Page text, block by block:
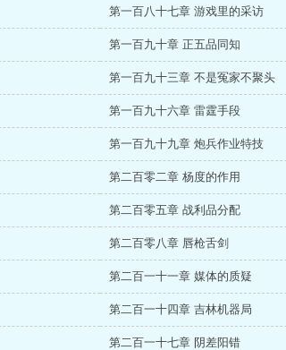
第一百八十七章 游戏里的采访
第一百九十章 正五品同知
第一百九十三章 不是冤家不聚头
第一百九十六章 雷霆手段
第一百九十九章 炮兵作业特技
第二百零二章 杨度的作用
第二百零五章 战利品分配
第二百零八章 唇枪舌剑
第二百一十一章 媒体的质疑
第二百一十四章 吉林机器局
第二百一十七章 阴差阳错